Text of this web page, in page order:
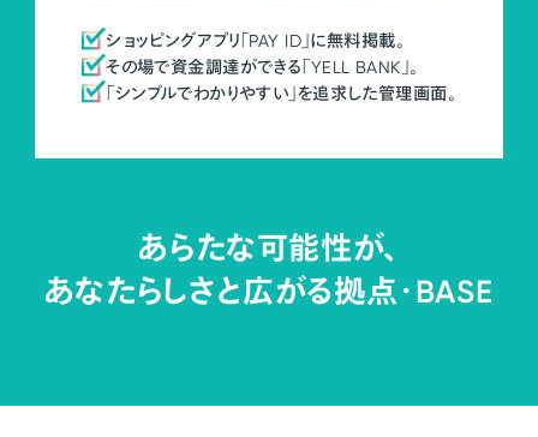
ショッピングアプリ「PAY ID」に無料掲載。
その場で資金調達ができる「YELL BANK」。
「シンプルでわかりやすい」を追求した管理画面。
あらたな可能性が、
あなたらしさと広がる拠点・BASE